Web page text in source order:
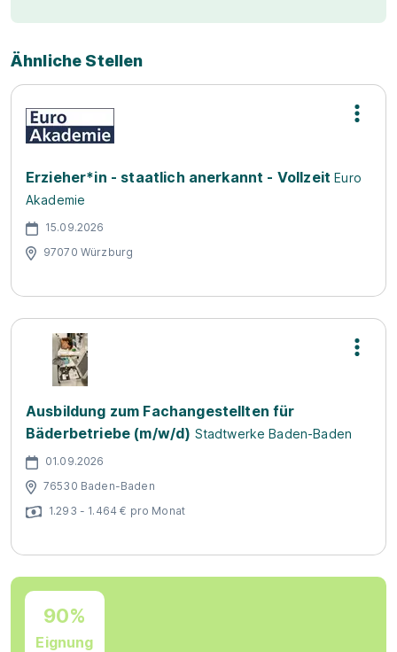
Ähnliche Stellen
Erzieher*in - staatlich anerkannt - Vollzeit Euro
Akademie
15.09.2026
97070 Würzburg
Ausbildung zum Fachangestellten für
Bäderbetriebe (m/w/d) Stadtwerke Baden-Baden
01.09.2026
76530 Baden-Baden
1.293 - 1.464 € pro Monat
90%
Eignung